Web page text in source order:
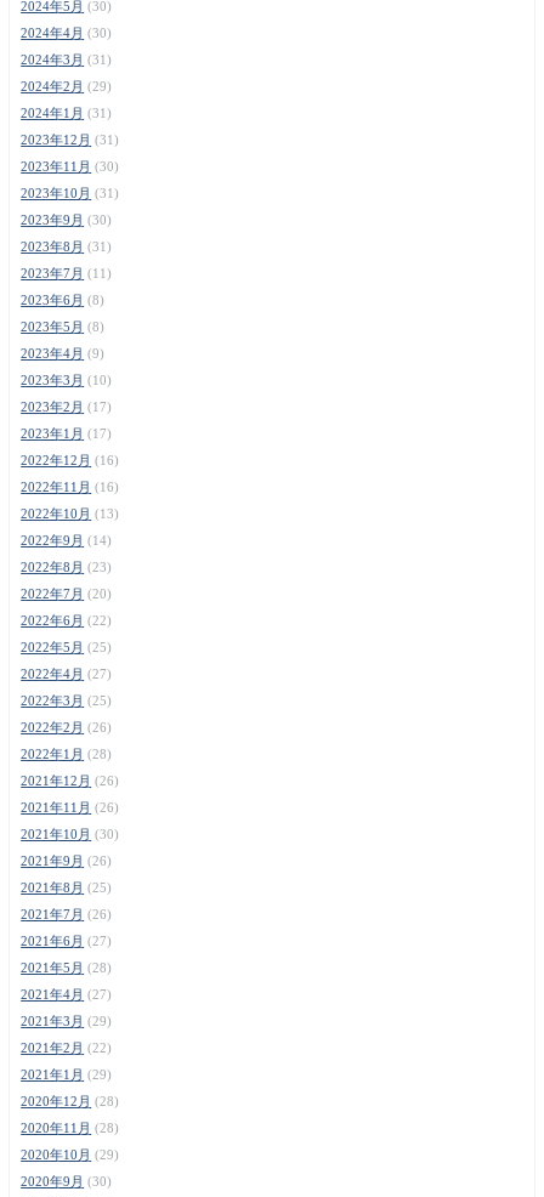
2024年5月 (30)
2024年4月 (30)
2024年3月 (31)
2024年2月 (29)
2024年1月 (31)
2023年12月 (31)
2023年11月 (30)
2023年10月 (31)
2023年9月 (30)
2023年8月 (31)
2023年7月 (11)
2023年6月 (8)
2023年5月 (8)
2023年4月 (9)
2023年3月 (10)
2023年2月 (17)
2023年1月 (17)
2022年12月 (16)
2022年11月 (16)
2022年10月 (13)
2022年9月 (14)
2022年8月 (23)
2022年7月 (20)
2022年6月 (22)
2022年5月 (25)
2022年4月 (27)
2022年3月 (25)
2022年2月 (26)
2022年1月 (28)
2021年12月 (26)
2021年11月 (26)
2021年10月 (30)
2021年9月 (26)
2021年8月 (25)
2021年7月 (26)
2021年6月 (27)
2021年5月 (28)
2021年4月 (27)
2021年3月 (29)
2021年2月 (22)
2021年1月 (29)
2020年12月 (28)
2020年11月 (28)
2020年10月 (29)
2020年9月 (30)